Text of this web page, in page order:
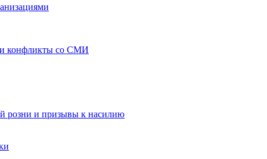
и конфликты со СМИ
розни и призывы к насилию